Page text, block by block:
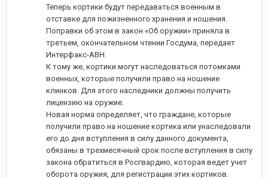
Теперь кортики будут передаваться военным в
отставке для пожизненного хранения и ношения.
Поправки об этом в закон «Об оружии» приняла в
третьем, окончательном чтении Госдума, передает
Интерфакс-АВН.
К тому же, кортики могут наследоваться потомками
военных, которые получили право на ношение
клинков. Для этого наследники должны получить
лицензию на оружие.
Новая норма определяет, что граждане, которые
получили право на ношение кортика или унаследовали
его до дня вступления в силу данного документа,
обязаны в трехмесячный срок после вступления в силу
закона обратиться в Росгвардию, которая ведет учет
оборота оружия, для регистрации этих кортиков.